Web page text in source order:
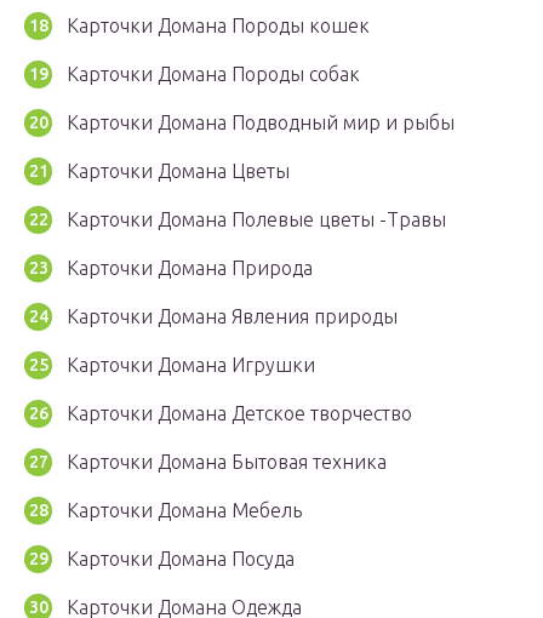
Карточки Домана Породы кошек
Карточки Домана Породы собак
Карточки Домана Подводный мир и рыбы
Карточки Домана Цветы
Карточки Домана Полевые цветы -Травы
Карточки Домана Природа
Карточки Домана Явления природы
Карточки Домана Игрушки
Карточки Домана Детское творчество
Карточки Домана Бытовая техника
Карточки Домана Мебель
Карточки Домана Посуда
Карточки Домана Одежда